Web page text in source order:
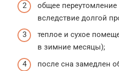
общее переутомление
вследствие долгой
теплое и сухое
в зимние месяцы);
после сна замедлен